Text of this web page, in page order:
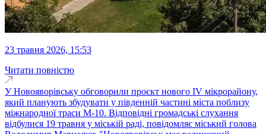
23 травня 2026, 15:53
Читати повністю
У Новояворівську обговорили проєкт нового IV мікрорайону,
який планують збудувати у південній частині міста поблизу
міжнародної траси М-10. Відповідні громадські слухання
відбулися 19 травня у міській раді, повідомляє міський голова